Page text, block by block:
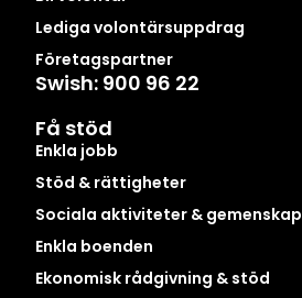
Lediga volontärsuppdrag
Företagspartner
Swish: 900 96 22
Få stöd
Enkla jobb
Stöd & rättigheter
Sociala aktiviteter & gemenskap
Enkla boenden
Ekonomisk rådgivning & stöd